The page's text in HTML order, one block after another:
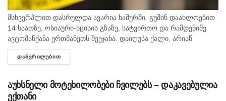
მსხვერპლით დასრულდა ავარია ხაშურში. გუშინ დაახლოებით
14 საათზე, ოსიაური-ხცისის გზაზე, სატვირთო და რამდენიმე
ავტომანქანა ერთმანეთს შეეჯახა. დაიღუპა ქალი, არიან
დაშავებულებიც. შსს-ს ინფორმაციით, გამოძიება 276-ე მუხლის
მე-6 ნაწილით მიმდინარეობს.
ᲓᲐᲬᲕᲠᲘᲚᲔᲑᲘᲗ
აუხსნელი მოტეხილობები ჩვილებს – დაკავებულია
ექთანი